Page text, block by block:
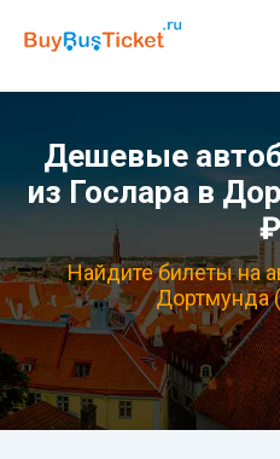
Дешевые
из Гослара в
₽
Найдите билеты на
Дортмунда